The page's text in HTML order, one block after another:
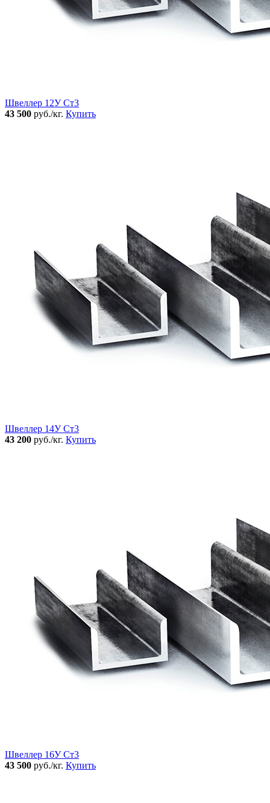
Швеллер 12У Ст3
43 500 руб./кг. Купить
Швеллер 14У Ст3
43 200 руб./кг. Купить
Швеллер 16У Ст3
43 500 руб./кг. Купить